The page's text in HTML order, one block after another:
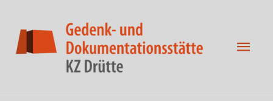
springen